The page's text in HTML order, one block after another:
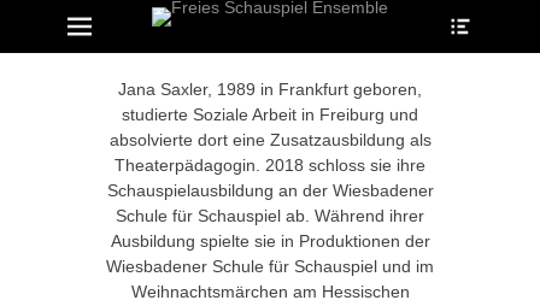
Erstes Menü
Inhalt:
Jana Saxler, 1989 in Frankfurt geboren,
studierte Soziale Arbeit in Freiburg und
absolvierte dort eine Zusatzausbildung als
Theaterpädagogin. 2018 schloss sie ihre
Schauspielausbildung an der Wiesbadener
Schule für Schauspiel ab. Während ihrer
Ausbildung spielte sie in Produktionen der
Wiesbadener Schule für Schauspiel und im
Weihnachtsmärchen am Hessischen